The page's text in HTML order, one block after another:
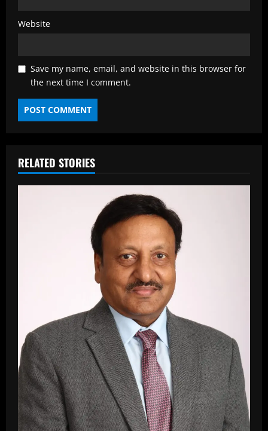
Website
Save my name, email, and website in this browser for
the next time I comment.
RELATED STORIES